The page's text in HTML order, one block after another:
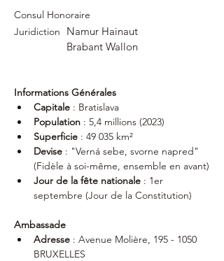
Consul Honoraire
Juridiction
Namur Hainaut
Brabant Wallon
Informations Générales
Capitale : Bratislava
Population : 5,4 millions (2023)
Superficie : 49 035 km²
Devise : "Verná sebe, svorne napred"
(Fidèle à soi-même, ensemble en avant)
Jour de la fête nationale : 1er
septembre (Jour de la Constitution)
Ambassade
Adresse : Avenue Molière, 195 - 1050
BRUXELLES